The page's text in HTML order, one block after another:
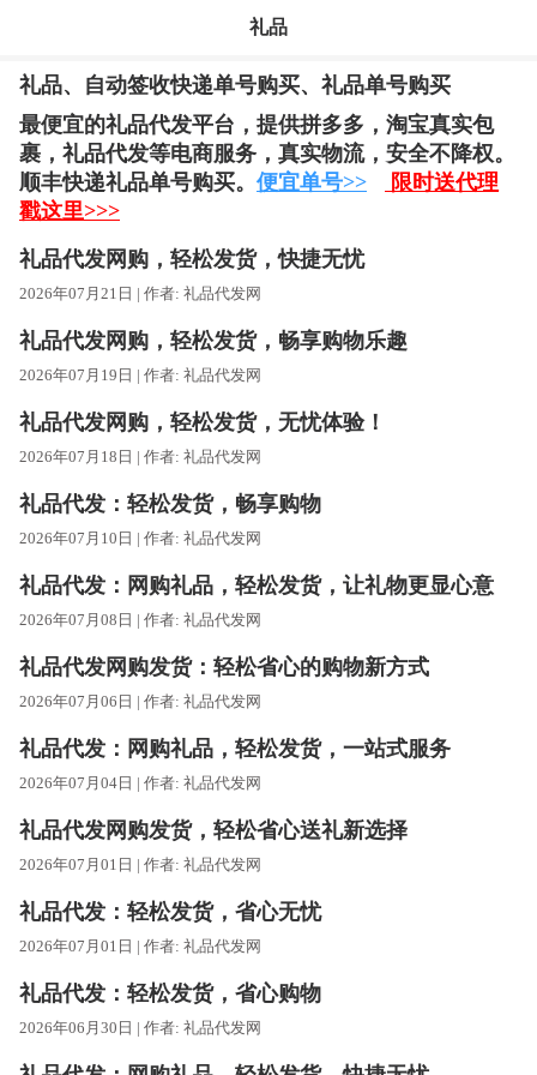
礼品
礼品、自动签收快递单号购买、礼品单号购买
最便宜的礼品代发平台，提供拼多多，淘宝真实包
裹，礼品代发等电商服务， 真实物流，安全不降权。
顺丰快递礼品单号购买。 便宜单号>>
限时送代理
戳这里>>>
礼品代发网购，轻松发货，快捷无忧
2026年07月21日 | 作者: 礼品代发网
礼品代发网购，轻松发货，畅享购物乐趣
2026年07月19日 | 作者: 礼品代发网
礼品代发网购，轻松发货，无忧体验！
2026年07月18日 | 作者: 礼品代发网
礼品代发：轻松发货，畅享购物
2026年07月10日 | 作者: 礼品代发网
礼品代发：网购礼品，轻松发货，让礼物更显心意
2026年07月08日 | 作者: 礼品代发网
礼品代发网购发货：轻松省心的购物新方式
2026年07月06日 | 作者: 礼品代发网
礼品代发：网购礼品，轻松发货，一站式服务
2026年07月04日 | 作者: 礼品代发网
礼品代发网购发货，轻松省心送礼新选择
2026年07月01日 | 作者: 礼品代发网
礼品代发：轻松发货，省心无忧
2026年07月01日 | 作者: 礼品代发网
礼品代发：轻松发货，省心购物
2026年06月30日 | 作者: 礼品代发网